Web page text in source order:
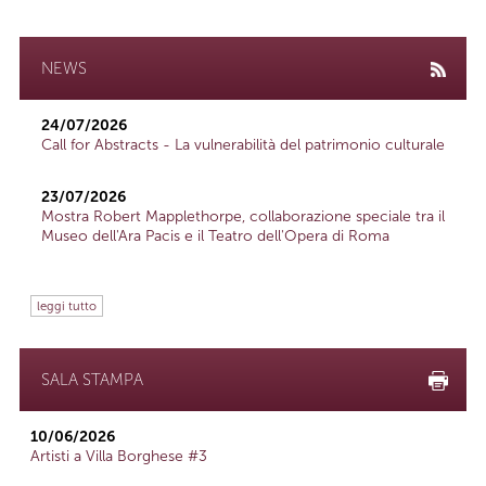
NEWS
24/07/2026
Call for Abstracts - La vulnerabilità del patrimonio culturale
23/07/2026
Mostra Robert Mapplethorpe, collaborazione speciale tra il
Museo dell'Ara Pacis e il Teatro dell'Opera di Roma
leggi tutto
SALA STAMPA
10/06/2026
Artisti a Villa Borghese #3